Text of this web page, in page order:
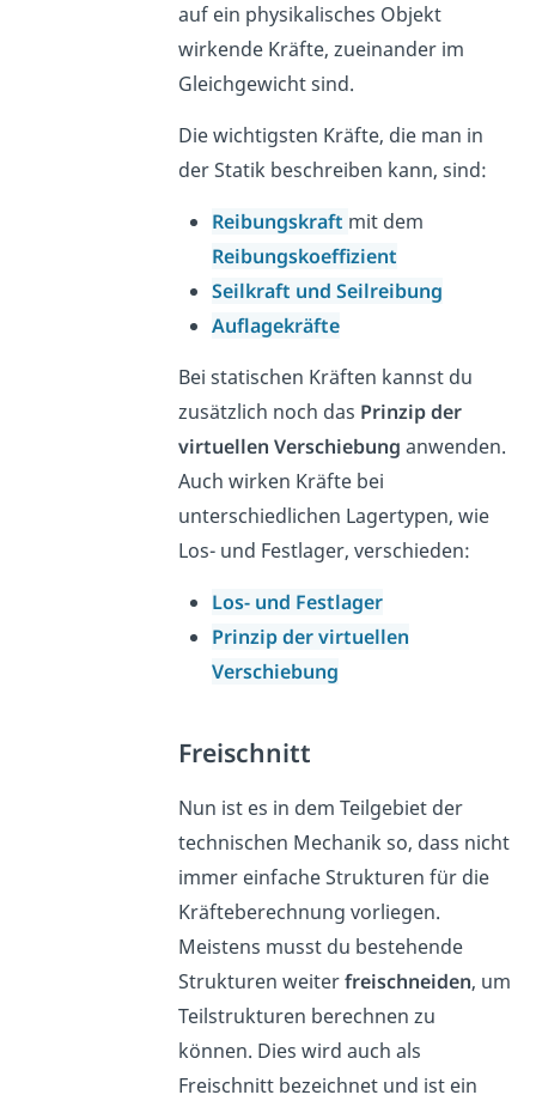
auf ein physikalisches Objekt
wirkende Kräfte, zueinander im
Gleichgewicht sind.
Die wichtigsten Kräfte, die man in
der Statik beschreiben kann, sind:
Reibungskraft mit dem
Reibungskoeffizient
Seilkraft und Seilreibung
Auflagekräfte
Bei statischen Kräften kannst du
zusätzlich noch das Prinzip der
virtuellen Verschiebung anwenden.
Auch wirken Kräfte bei
unterschiedlichen Lagertypen, wie
Los- und Festlager, verschieden:
Los- und Festlager
Prinzip der virtuellen
Verschiebung
Freischnitt
Nun ist es in dem Teilgebiet der
technischen Mechanik so, dass nicht
immer einfache Strukturen für die
Kräfteberechnung vorliegen.
Meistens musst du bestehende
Strukturen weiterfreischneiden, um
Teilstrukturen berechnen zu
können. Dies wird auch als
Freischnitt bezeichnet und ist ein